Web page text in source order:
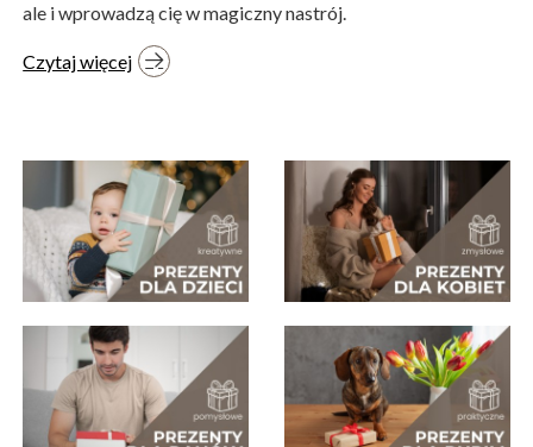
ale i wprowadzą cię w magiczny nastrój.
Czytaj więcej